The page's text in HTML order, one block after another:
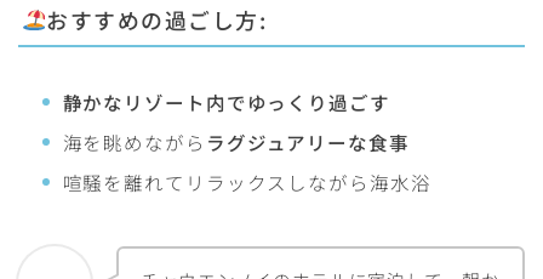
おすすめの過ごし方:
静かなリゾート内でゆっくり過ごす
海を眺めながら ラグジュアリーな食事
喧騒を離れてリラックスしながら海水浴